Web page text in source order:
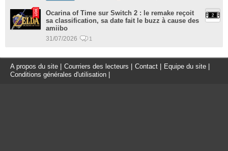
Ocarina of Time sur Switch 2 : le remake reçoit
sa classification, sa date fait le buzz à cause des
amiibo
31/07/2026 1
A propos du site Courriers des lecteurs Contact Equipe du site
Conditions générales d'utilisation